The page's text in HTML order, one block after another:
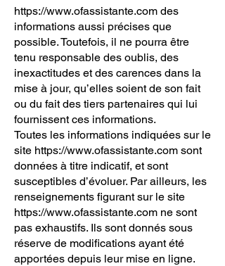
https://www.ofassistante.com des
informations aussi précises que
possible. Toutefois, il ne pourra être
tenu responsable des oublis, des
inexactitudes et des carences dans la
mise à jour, qu’elles soient de son fait
ou du fait des tiers partenaires qui lui
fournissent ces informations.
Toutes les informations indiquées sur le
site https://www.ofassistante.com sont
données à titre indicatif, et sont
susceptibles d’évoluer. Par ailleurs, les
renseignements figurant sur le site
https://www.ofassistante.com ne sont
pas exhaustifs. Ils sont donnés sous
réserve de modifications ayant été
apportées depuis leur mise en ligne.